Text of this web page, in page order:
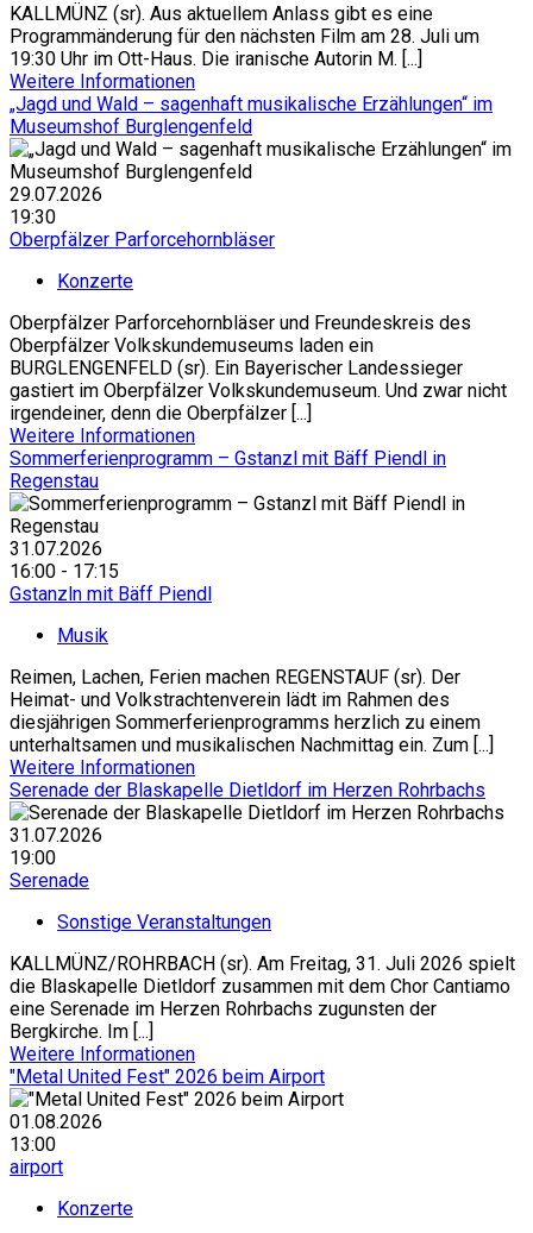
KALLMÜNZ (sr). Aus aktuellem Anlass gibt es eine
Programmänderung für den nächsten Film am 28. Juli um
19:30 Uhr im Ott-Haus. Die iranische Autorin M. [...]
Weitere Informationen
„Jagd und Wald – sagenhaft musikalische Erzählungen“ im
Museumshof Burglengenfeld
29.07.2026
19:30
Oberpfälzer Parforcehornbläser
Konzerte
Oberpfälzer Parforcehornbläser und Freundeskreis des
Oberpfälzer Volkskundemuseums laden ein
BURGLENGENFELD (sr). Ein Bayerischer Landessieger
gastiert im Oberpfälzer Volkskundemuseum. Und zwar nicht
irgendeiner, denn die Oberpfälzer [...]
Weitere Informationen
Sommerferienprogramm – Gstanzl mit Bäff Piendl in
Regenstau
31.07.2026
16:00 - 17:15
Gstanzln mit Bäff Piendl
Musik
Reimen, Lachen, Ferien machen REGENSTAUF (sr). Der
Heimat- und Volkstrachtenverein lädt im Rahmen des
diesjährigen Sommerferienprogramms herzlich zu einem
unterhaltsamen und musikalischen Nachmittag ein. Zum [...]
Weitere Informationen
Serenade der Blaskapelle Dietldorf im Herzen Rohrbachs
31.07.2026
19:00
Serenade
Sonstige Veranstaltungen
KALLMÜNZ/ROHRBACH (sr). Am Freitag, 31. Juli 2026 spielt
die Blaskapelle Dietldorf zusammen mit dem Chor Cantiamo
eine Serenade im Herzen Rohrbachs zugunsten der
Bergkirche. Im [...]
Weitere Informationen
"Metal United Fest" 2026 beim Airport
01.08.2026
13:00
airport
Konzerte